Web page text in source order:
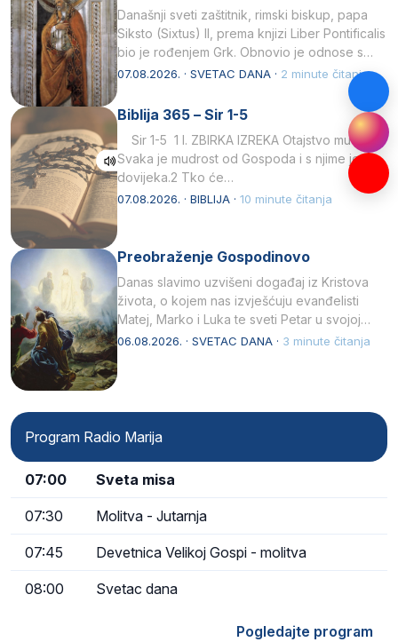
Današnji sveti zaštitnik, rimski biskup, papa
Siksto (Sixtus) II, prema knjizi Liber Pontificalis
bio je rođenjem Grk. Obnovio je odnose s
afričkim…
07.08.2026. · SVETAC DANA · 2 minute čitanja
Biblija 365 – Sir 1-5
Sir 1-5 1 I. ZBIRKA IZREKA Otajstvo mudrosti
Svaka je mudrost od Gospoda i s njime je
dovijeka.2 Tko će…
07.08.2026. · BIBLIJA · 10 minute čitanja
Preobraženje Gospodinovo
Danas slavimo uzvišeni događaj iz Kristova
života, o kojem nas izvješćuju evanđelisti
Matej, Marko i Luka te sveti Petar u svojoj
drugoj…
06.08.2026. · SVETAC DANA · 3 minute čitanja
Program Radio Marija
07:00 Sveta misa
07:30 Molitva - Jutarnja
07:45 Devetnica Velikoj Gospi - molitva
08:00 Svetac dana
Pogledajte program